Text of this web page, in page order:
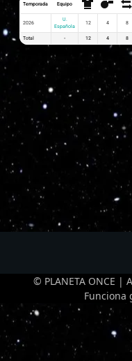
Temporada Equipo
2026
U.
Española
12 4 8
Total - 12 4 8
© PLANETA ONCE |
Funciona